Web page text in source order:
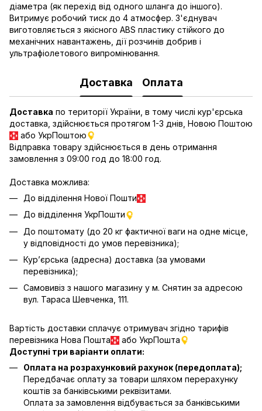
діаметра (як перехід від одного шланга до іншого).
Витримує робочий тиск до 4 атмосфер. З'єднувач
виготовляється з якісного ABS пластику стійкого до
механічних навантажень, дії розчинів добрив і
ультрафіолетового випромінювання.
Доставка Оплата
Доставка по території України, в тому числі кур'єрська
доставка, здійснюється протягом 1-3 днів, Новою Поштою
або УкрПоштою
Відправка товару здійснюється в день отримання
замовлення з 09:00 год до 18:00 год.
Доставка можлива:
До відділення Нової Пошти
До відділення УкрПошти
До поштомату (до 20 кг фактичної ваги на одне місце,
у відповідності до умов перевізника);
Кур’єрська (адресна) доставка (за умовами
перевізника);
Самовивіз з нашого магазину у м. Снятин за адресою
вул. Тараса Шевченка, 111.
Вартість доставки сплачує отримувач згідно тарифів
перевізника Нова Пошта
або УкрПошта
Доступні три варіанти оплати:
Оплата на розрахунковий рахунок (передоплата);
Передбачає оплату за товари шляхом перерахунку
коштів за банківськими реквізитами.
Оплата за замовлення відбувається за банківськими